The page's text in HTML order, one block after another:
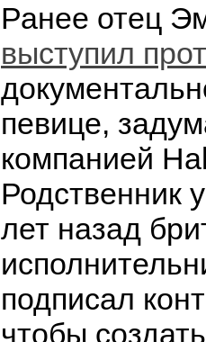
Ранее отец
выступил
певице,
компанией
Родственник
лет назад
подписал
чтобы